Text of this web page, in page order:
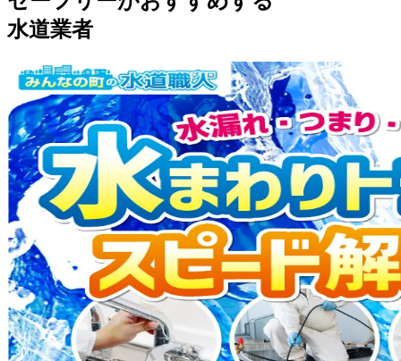
水道業者